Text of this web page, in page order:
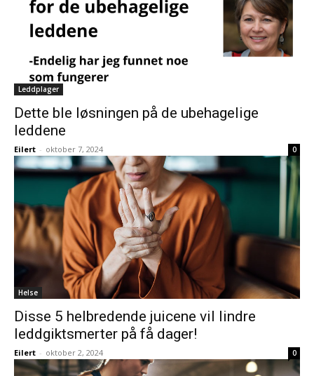
Leddplager
Dette ble løsningen på de ubehagelige
leddene
Eilert - oktober 7, 2024 0
Helse
Disse 5 helbredende juicene vil lindre
leddgiktsmerter på få dager!
Eilert - oktober 2, 2024 0